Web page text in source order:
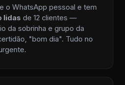
o WhatsApp pessoal e tem
lidas de 12 clientes —
da sobrinha e grupo da
"bom dia". Tudo no